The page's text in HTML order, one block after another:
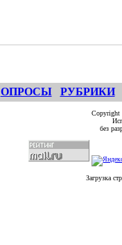
ОПРОСЫ РУБРИКИ
без
Загрузка